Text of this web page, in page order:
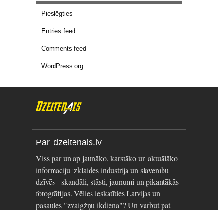
Pieslēgties
Entries feed
Comments feed
WordPress.org
Par dzeltenais.lv
Viss par un ap jaunāko, karstāko un aktuālāko
informāciju izklaides industrijā un slavenību
dzīvēs - skandāli, stāsti, jaunumi un pikantākās
fotogrāfijas. Vēlies ieskatīties Latvijas un
pasaules "zvaigžņu ikdienā"? Un varbūt pat